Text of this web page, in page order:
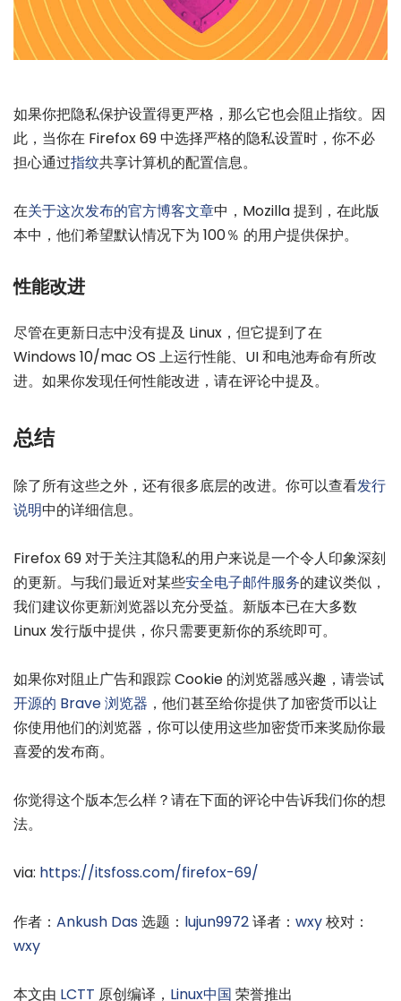
如果你把隐私保护设置得更严格，那么它也会阻止指纹。因
此，当你在 Firefox 69 中选择严格的隐私设置时，你不必
担心通过指纹共享计算机的配置信息。
在关于这次发布的官方博客文章中，Mozilla 提到，在此版
本中，他们希望默认情况下为 100％ 的用户提供保护。
性能改进
尽管在更新日志中没有提及 Linux，但它提到了在
Windows 10/mac OS 上运行性能、UI 和电池寿命有所改
进。如果你发现任何性能改进，请在评论中提及。
总结
除了所有这些之外，还有很多底层的改进。你可以查看发行
说明中的详细信息。
Firefox 69 对于关注其隐私的用户来说是一个令人印象深刻
的更新。与我们最近对某些安全电子邮件服务的建议类似，
我们建议你更新浏览器以充分受益。新版本已在大多数
Linux 发行版中提供，你只需要更新你的系统即可。
如果你对阻止广告和跟踪 Cookie 的浏览器感兴趣，请尝试
开源的 Brave 浏览器 ，他们甚至给你提供了加密货币以让
你使用他们的浏览器，你可以使用这些加密货币来奖励你最
喜爱的发布商。
你觉得这个版本怎么样？请在下面的评论中告诉我们你的想
法。
via: https://itsfoss.com/firefox-69/
作者： Ankush Das 选题： lujun9972译者： wxy校对：
wxy
本文由 LCTT 原创编译， Linux中国 荣誉推出